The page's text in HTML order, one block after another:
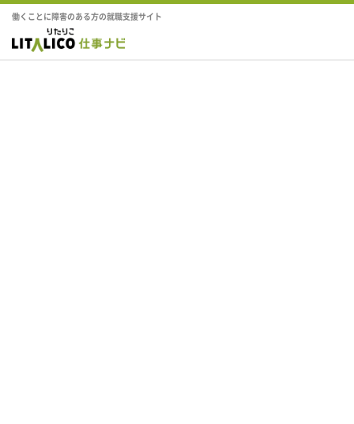
働くことに障害のある方の就職支援サイト